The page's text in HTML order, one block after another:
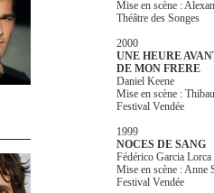
Mise en scène :
Théâtre des Songes
2000
UNE HEURE
DE MON FRERE
Daniel Keene
Mise en scène :
Festival Vendée
1999
NOCES DE SANG
Fédérico Garcia Lorca
Mise en scène : Anne
Festival Vendée